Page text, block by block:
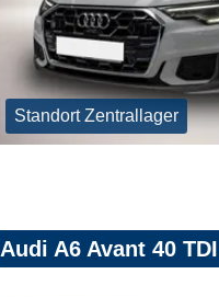
Standort Zentrallager
Audi A6 Avant 40